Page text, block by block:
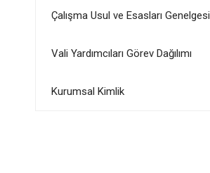
Çalışma Usul ve Esasları Genelgesi
Vali Yardımcıları Görev Dağılımı
Kurumsal Kimlik